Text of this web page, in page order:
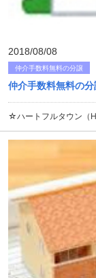
2018/08/08
仲介手数料無料の分譲
仲介手数料無料の分
☆ハートフルタウン（